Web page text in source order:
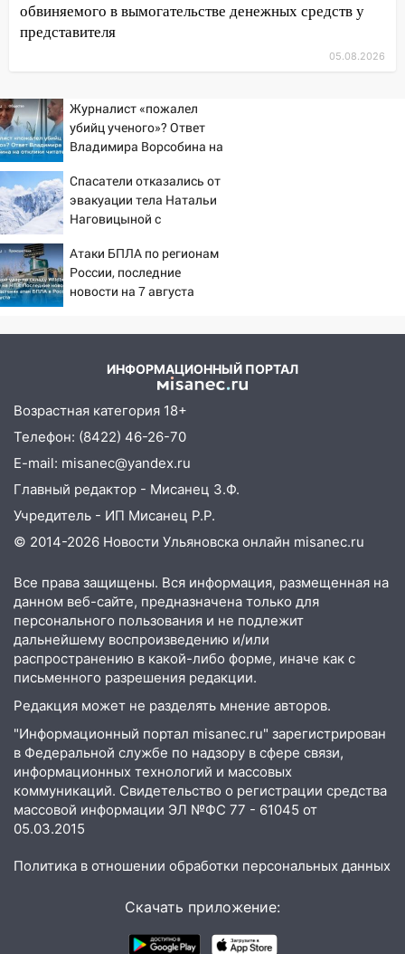
05.08.2026
22:58 Соцсети: на проспекте Тюленева
20:22
жительницу Ульяновской области
19:14
Житель Ульяновской области
подвез троих незнакомцев на трассе и
заработал уголовное дело
18:14
Прогноз погоды на 6 августа в
Ульяновской области
18:00
Мотофристайл, рок и силовой
экстрим: в Ульяновске пройдет
августа после рабочего дня: список АЗС
17:05 «Обыск» по видеосвязи: в
Ульяновске задержали 19-летнюю
сообщницу мошенников
Едва не перерезал горло: в
Вешкайме посиделки с судимым
знакомым закончились для женщины
больницей
перевернулась на мопеде и попала в
больницу
15:59 Ульяновец отдал более 14
миллионов рублей за криминальное
покровительство
15:32
На «кольце» кроссовер сбил 18-
летнего мопедиста
15:00 В Ульяновске после тройного ДТП
госпитализировали 25-летнего байкера
14:32 На Ульяновскую область
14:08
Пешеход переходил по «зебре»:
подробности серьезной аварии на
обвиняемого в вымогательстве денежных средств у
представителя
05.08.2026
Журналист «пожалел
убийц ученого»? Ответ
Владимира Ворсобина на
Спасатели отказались от
эвакуации тела Натальи
Наговицыной с
Атаки БПЛА по регионам
России, последние
новости на 7 августа
ИНФОРМАЦИОННЫЙ ПОРТАЛ
Возрастная категория 18+
Телефон: (8422) 46-26-70
E-mail: misanec@yandex.ru
Главный редактор - Мисанец З.Ф.
Учредитель - ИП Мисанец Р.Р.
© 2014-2026 Новости Ульяновска онлайн misanec.ru
Все права защищены. Вся информация, размещенная на
данном веб-сайте, предназначена только для
персонального пользования и не подлежит
дальнейшему воспроизведению и/или
распространению в какой-либо форме, иначе как с
письменного разрешения редакции.
Редакция может не разделять мнение авторов.
"Информационный портал misanec.ru" зарегистрирован
в Федеральной службе по надзору в сфере связи,
информационных технологий и массовых
коммуникаций. Свидетельство о регистрации средства
массовой информации ЭЛ №ФС 77 - 61045 от
05.03.2015
Политика в отношении обработки персональных данных
Скачать приложение: